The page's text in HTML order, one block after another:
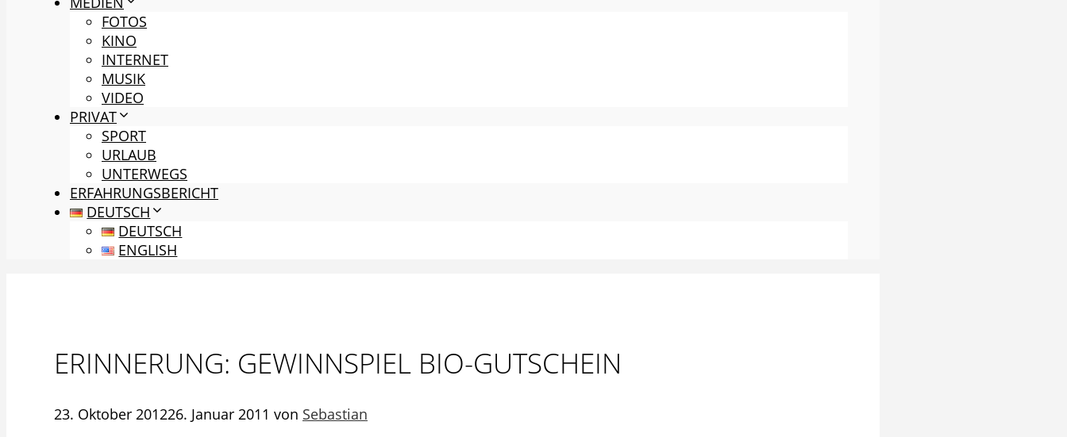
FOTOS
KINO
INTERNET
MUSIK
VIDEO
PRIVAT
SPORT
URLAUB
UNTERWEGS
ERFAHRUNGSBERICHT
DEUTSCH
DEUTSCH
ENGLISH
ERINNERUNG: GEWINNSPIEL BIO-GUTSCHEIN
23. Oktober 201226. Januar 2011 von Sebastian